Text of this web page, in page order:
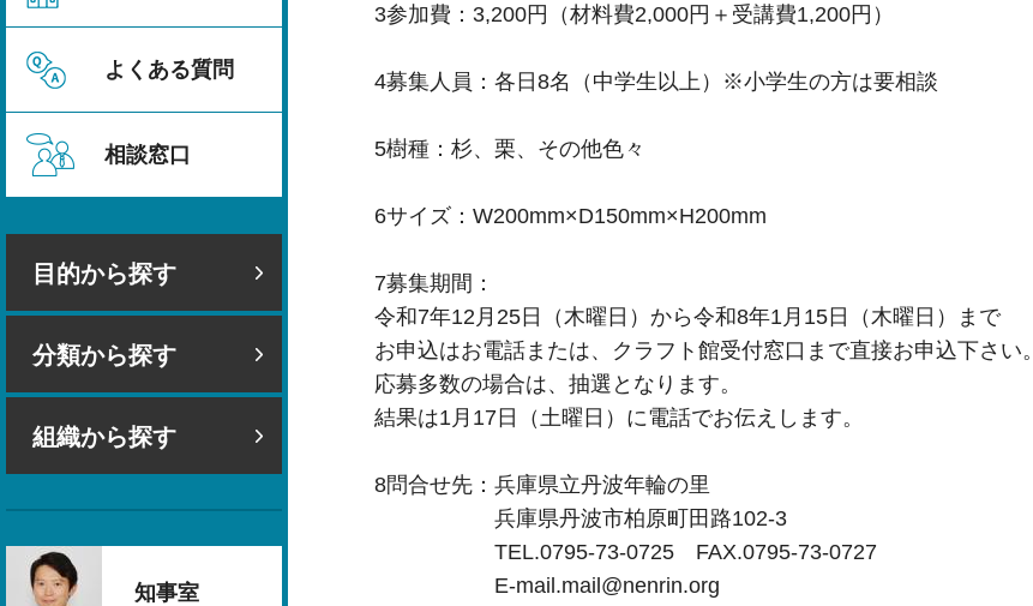
よくある質問
相談窓口
目的から探す
分類から探す
組織から探す
知事室
3参加費：3,200円（材料費2,000円＋受講費1,200円）
4募集人員：各日8名（中学生以上）※小学生の方は要相談
5樹種：杉、栗、その他色々
6サイズ：W200mm×D150mm×H200mm
7募集期間：
令和7年12月25日（木曜日）から令和8年1月15日（木曜日）まで
お申込はお電話または、クラフト館受付窓口まで直接お申込下さい。
応募多数の場合は、抽選となります。
結果は1月17日（土曜日）に電話でお伝えします。
8問合せ先：兵庫県立丹波年輪の里
兵庫県丹波市柏原町田路102-3
TEL.0795-73-0725 FAX.0795-73-0727
E-mail.mail@nenrin.org